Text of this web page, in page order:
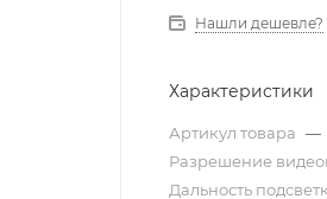
Нашли дешевле?
Характеристики
Артикул товара —
Разрешение
Дальность